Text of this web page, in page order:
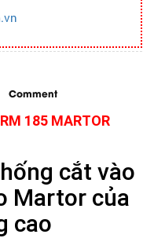
Comment
185 MARTOR
cắt vào
Martor của
cao